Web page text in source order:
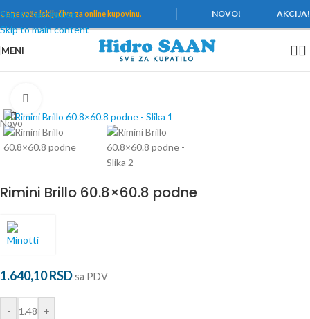
Skip to navigation
Skip to main content
Cene važeisključivo za online kupovinu. NOVO! AKCIJA!
MENI
Novo
Rimini Brillo 60.8×60.8 podne
1.640,10RSDsa PDV
- +